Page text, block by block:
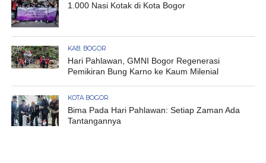
1.000 Nasi Kotak di Kota Bogor
KAB. BOGOR
Hari Pahlawan, GMNI Bogor Regenerasi
Pemikiran Bung Karno ke Kaum Milenial
KOTA BOGOR
Bima Pada Hari Pahlawan: Setiap Zaman Ada
Tantangannya